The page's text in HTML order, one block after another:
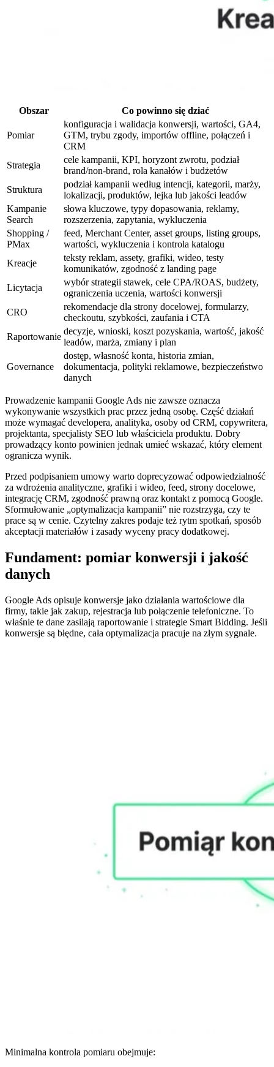
Obszar Co powinno się dziać
Pomiar
konfiguracja i walidacja konwersji, wartości, GA4,
GTM, trybu zgody, importów offline, połączeń i
CRM
Strategia
cele kampanii, KPI, horyzont zwrotu, podział
brand/non-brand, rola kanałów i budżetów
Struktura
podział kampanii według intencji, kategorii, marży,
lokalizacji, produktów, lejka lub jakości leadów
Kampanie
Search
słowa kluczowe, typy dopasowania, reklamy,
rozszerzenia, zapytania, wykluczenia
Shopping /
PMax
feed, Merchant Center, asset groups, listing groups,
wartości, wykluczenia i kontrola katalogu
Kreacje
teksty reklam, assety, grafiki, wideo, testy
komunikatów, zgodność z landing page
Licytacja
wybór strategii stawek, cele CPA/ROAS, budżety,
ograniczenia uczenia, wartości konwersji
CRO
rekomendacje dla strony docelowej, formularzy,
checkoutu, szybkości, zaufania i CTA
Raportowanie
decyzje, wnioski, koszt pozyskania, wartość, jakość
leadów, marża, zmiany i plan
Governance
dostęp, własność konta, historia zmian,
dokumentacja, polityki reklamowe, bezpieczeństwo
danych
Prowadzenie kampanii Google Ads nie zawsze oznacza
wykonywanie wszystkich prac przez jedną osobę. Część działań
może wymagać developera, analityka, osoby od CRM, copywritera,
projektanta, specjalisty SEO lub właściciela produktu. Dobry
prowadzący konto powinien jednak umieć wskazać, który element
ogranicza wynik.
Przed podpisaniem umowy warto doprecyzować odpowiedzialność
za wdrożenia analityczne, grafiki i wideo, feed, strony docelowe,
integrację CRM, zgodność prawną oraz kontakt z pomocą Google.
Sformułowanie „optymalizacja kampanii” nie rozstrzyga, czy te
prace są w cenie. Czytelny zakres podaje też rytm spotkań, sposób
akceptacji materiałów i zasady wyceny pracy dodatkowej.
Fundament: pomiar konwersji i jakość
danych
Google Ads opisuje konwersje jako działania wartościowe dla
firmy, takie jak zakup, rejestracja lub połączenie telefoniczne. To
właśnie te dane zasilają raportowanie i strategie Smart Bidding. Jeśli
konwersje są błędne, cała optymalizacja pracuje na złym sygnale.
Minimalna kontrola pomiaru obejmuje: